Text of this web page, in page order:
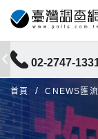
02-2747-
首頁 CNEWS匯